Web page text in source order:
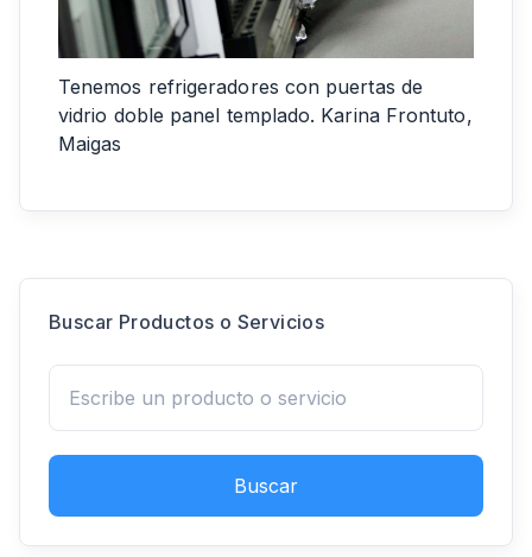
Tenemos refrigeradores con puertas de
vidrio doble panel templado. Karina Frontuto,
Maigas
Buscar Productos o Servicios
Buscar